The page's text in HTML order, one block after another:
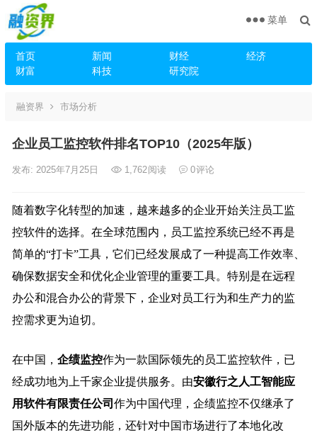
首页 新闻 财经
经济
财富
科技 研究院
菜单
融资界 市场分析
企业员工监控软件排名TOP10（2025年版）
发布: 2025年7月25日 1,762阅读 0评论
随着数字化转型的加速，越来越多的企业开始关注员工监
控软件的选择。在全球范围内，员工监控系统已经不再是
简单的“打卡”工具，它们已经发展成了一种提高工作效率、
确保数据安全和优化企业管理的重要工具。特别是在远程
办公和混合办公的背景下，企业对员工行为和生产力的监
控需求更为迫切。
在中国， 企绩监控作为一款国际领先的员工监控软件，已
经成功地为上千家企业提供服务。由安徽行之人工智能应
用软件有限责任公司 作为中国代理，企绩监控不仅继承了
国外版本的先进功能，还针对中国市场进行了本地化改